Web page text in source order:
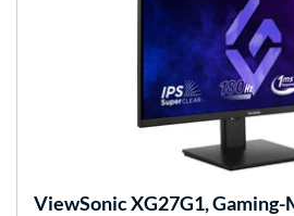
ViewSonicXG27G1,